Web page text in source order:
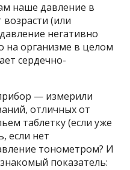
наше давление в
(или
негативно
на организме в целом
сердечно-
— измерили
отличных от
таблетку (если уже
если нет
тонометром? И
показатель: